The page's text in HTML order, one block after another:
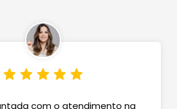
com o atendimento na